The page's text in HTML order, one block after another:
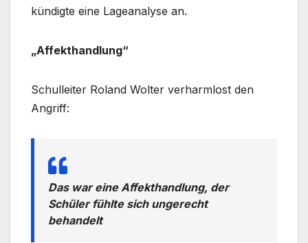
kündigte eine Lageanalyse an.
„Affekthandlung“
Schulleiter Roland Wolter verharmlost den
Angriff:
Das war eine Affekthandlung, der
Schüler fühlte sich ungerecht
behandelt